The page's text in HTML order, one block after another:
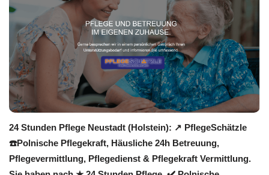
24 Stunden Pflege Neustadt (Holstein): ↗️ PflegeSchätzle
☎️Polnische Pflegekraft, Häusliche 24h Betreuung,
Pflegevermittlung, Pflegedienst & Pflegekraft Vermittlung.